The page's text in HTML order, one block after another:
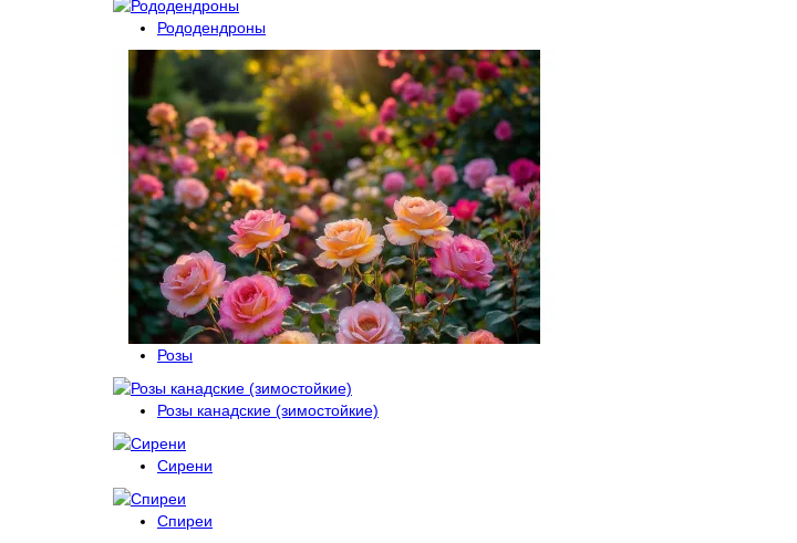
Рододендроны
Розы
Розы канадские (зимостойкие)
Сирени
Спиреи